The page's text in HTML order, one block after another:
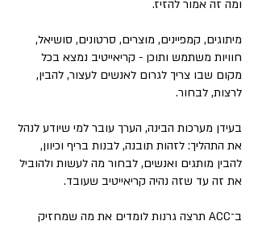
ומה זה אמור להזיז.
מיתוגים, קמפיינים, מוצרים, סרטונים, סושיאל,
חוויות משתמש ותוכן - קריאייטיב נמצא בכל
מקום שבו צריך לגרום לאנשים לעצור, להבין,
לרצות, לבחור.
בעידן מערכות הבינה, הערך עובר למי שיודע לנהל
את התהליך: לזהות תובנה, לבנות בריף וכיוון,
להבין מותגים ואנשים, לבחור מה לעשות ולהוביל
את זה עד שזה נהיה קריאייטיב שעובד.
ב־ACC תרצה גרנות לומדים את מה שמחזיק